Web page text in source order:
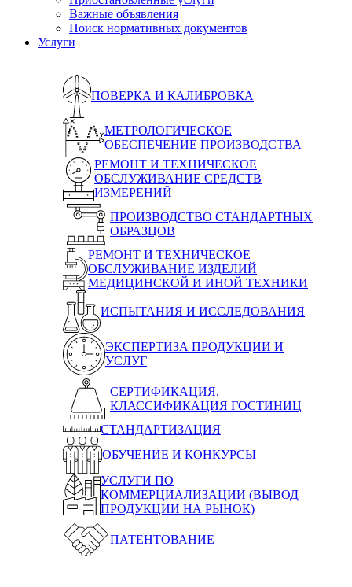
Важные объявления
Поиск нормативных документов
Услуги
ПОВЕРКА И КАЛИБРОВКА
МЕТРОЛОГИЧЕСКОЕ
ОБЕСПЕЧЕНИЕ ПРОИЗВОДСТВА
РЕМОНТ И ТЕХНИЧЕСКОЕ
ОБСЛУЖИВАНИЕ СРЕДСТВ
ИЗМЕРЕНИЙ
ПРОИЗВОДСТВО СТАНДАРТНЫХ
ОБРАЗЦОВ
РЕМОНТ И ТЕХНИЧЕСКОЕ
ОБСЛУЖИВАНИЕ ИЗДЕЛИЙ
МЕДИЦИНСКОЙ И ИНОЙ ТЕХНИКИ
ИСПЫТАНИЯ И ИССЛЕДОВАНИЯ
ЭКСПЕРТИЗА ПРОДУКЦИИ И
УСЛУГ
СЕРТИФИКАЦИЯ,
КЛАССИФИКАЦИЯ ГОСТИНИЦ
СТАНДАРТИЗАЦИЯ
ОБУЧЕНИЕ И КОНКУРСЫ
УСЛУГИ ПО
КОММЕРЦИАЛИЗАЦИИ (ВЫВОД
ПРОДУКЦИИ НА РЫНОК)
ПАТЕНТОВАНИЕ